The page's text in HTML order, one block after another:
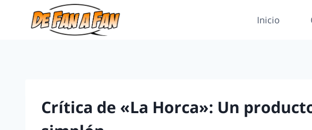
Inicio
Crítica de «La Horca»: Un